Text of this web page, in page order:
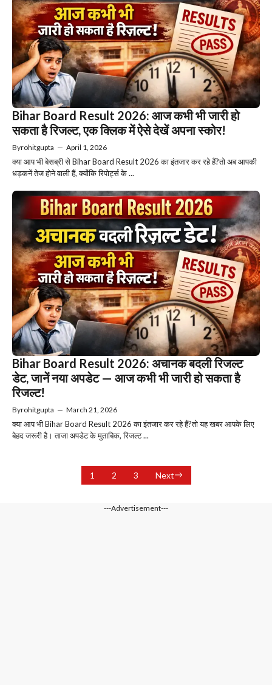
Bihar Board Result 2026: आज कभी भी जारी हो
सकता है रिजल्ट, एक क्लिक में ऐसे देखें अपना स्कोर!
Byrohitgupta — April 1, 2026
क्या आप भी बेसब्री से Bihar Board Result 2026 का इंतजार कर रहे हैं?तो अब आपकी
धड़कनें तेज होने वाली हैं, क्योंकि रिपोर्ट्स के ...
Bihar Board Result 2026: अचानक बदली रिजल्ट
डेट, जानें नया अपडेट — आज कभी भी जारी हो सकता है
रिजल्ट!
Byrohitgupta — March 21, 2026
क्या आप भी Bihar Board Result 2026 का इंतजार कर रहे हैं?तो यह खबर आपके लिए
बेहद जरूरी है। ताजा अपडेट के मुताबिक, रिजल्ट ...
1 2 3 Next
---Advertisement---